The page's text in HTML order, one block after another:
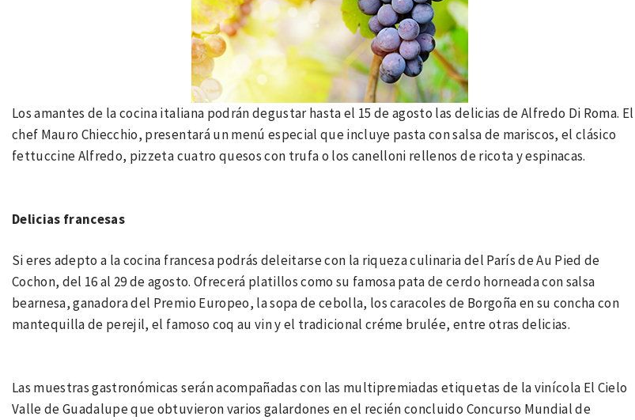
Los amantes de la cocina italiana podrán degustar hasta el 15 de agosto las delicias de Alfredo Di Roma. El
chef Mauro Chiecchio, presentará un menú especial que incluye pasta con salsa de mariscos, el clásico
fettuccine Alfredo, pizzeta cuatro quesos con trufa o los canelloni rellenos de ricota y espinacas.
Delicias francesas
Si eres adepto a la cocina francesa podrás deleitarse con la riqueza culinaria del París de Au Pied de
Cochon, del 16 al 29 de agosto. Ofrecerá platillos como su famosa pata de cerdo horneada con salsa
bearnesa, ganadora del Premio Europeo, la sopa de cebolla, los caracoles de Borgoña en su concha con
mantequilla de perejil, el famoso coq au vin y el tradicional créme brulée, entre otras delicias.
Las muestras gastronómicas serán acompañadas con las multipremiadas etiquetas de la vinícola El Cielo
Valle de Guadalupe que obtuvieron varios galardones en el recién concluido Concurso Mundial de